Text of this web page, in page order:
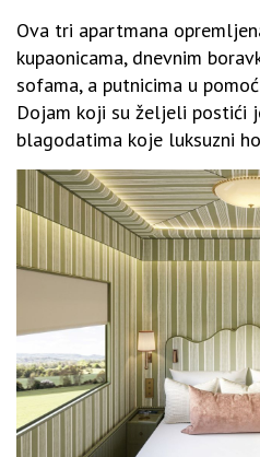
Ova tri apartmana
kupaonicama, dnevnim
sofama, a putnicima u
Dojam koji su željeli postići
blagodatima koje luksuzni